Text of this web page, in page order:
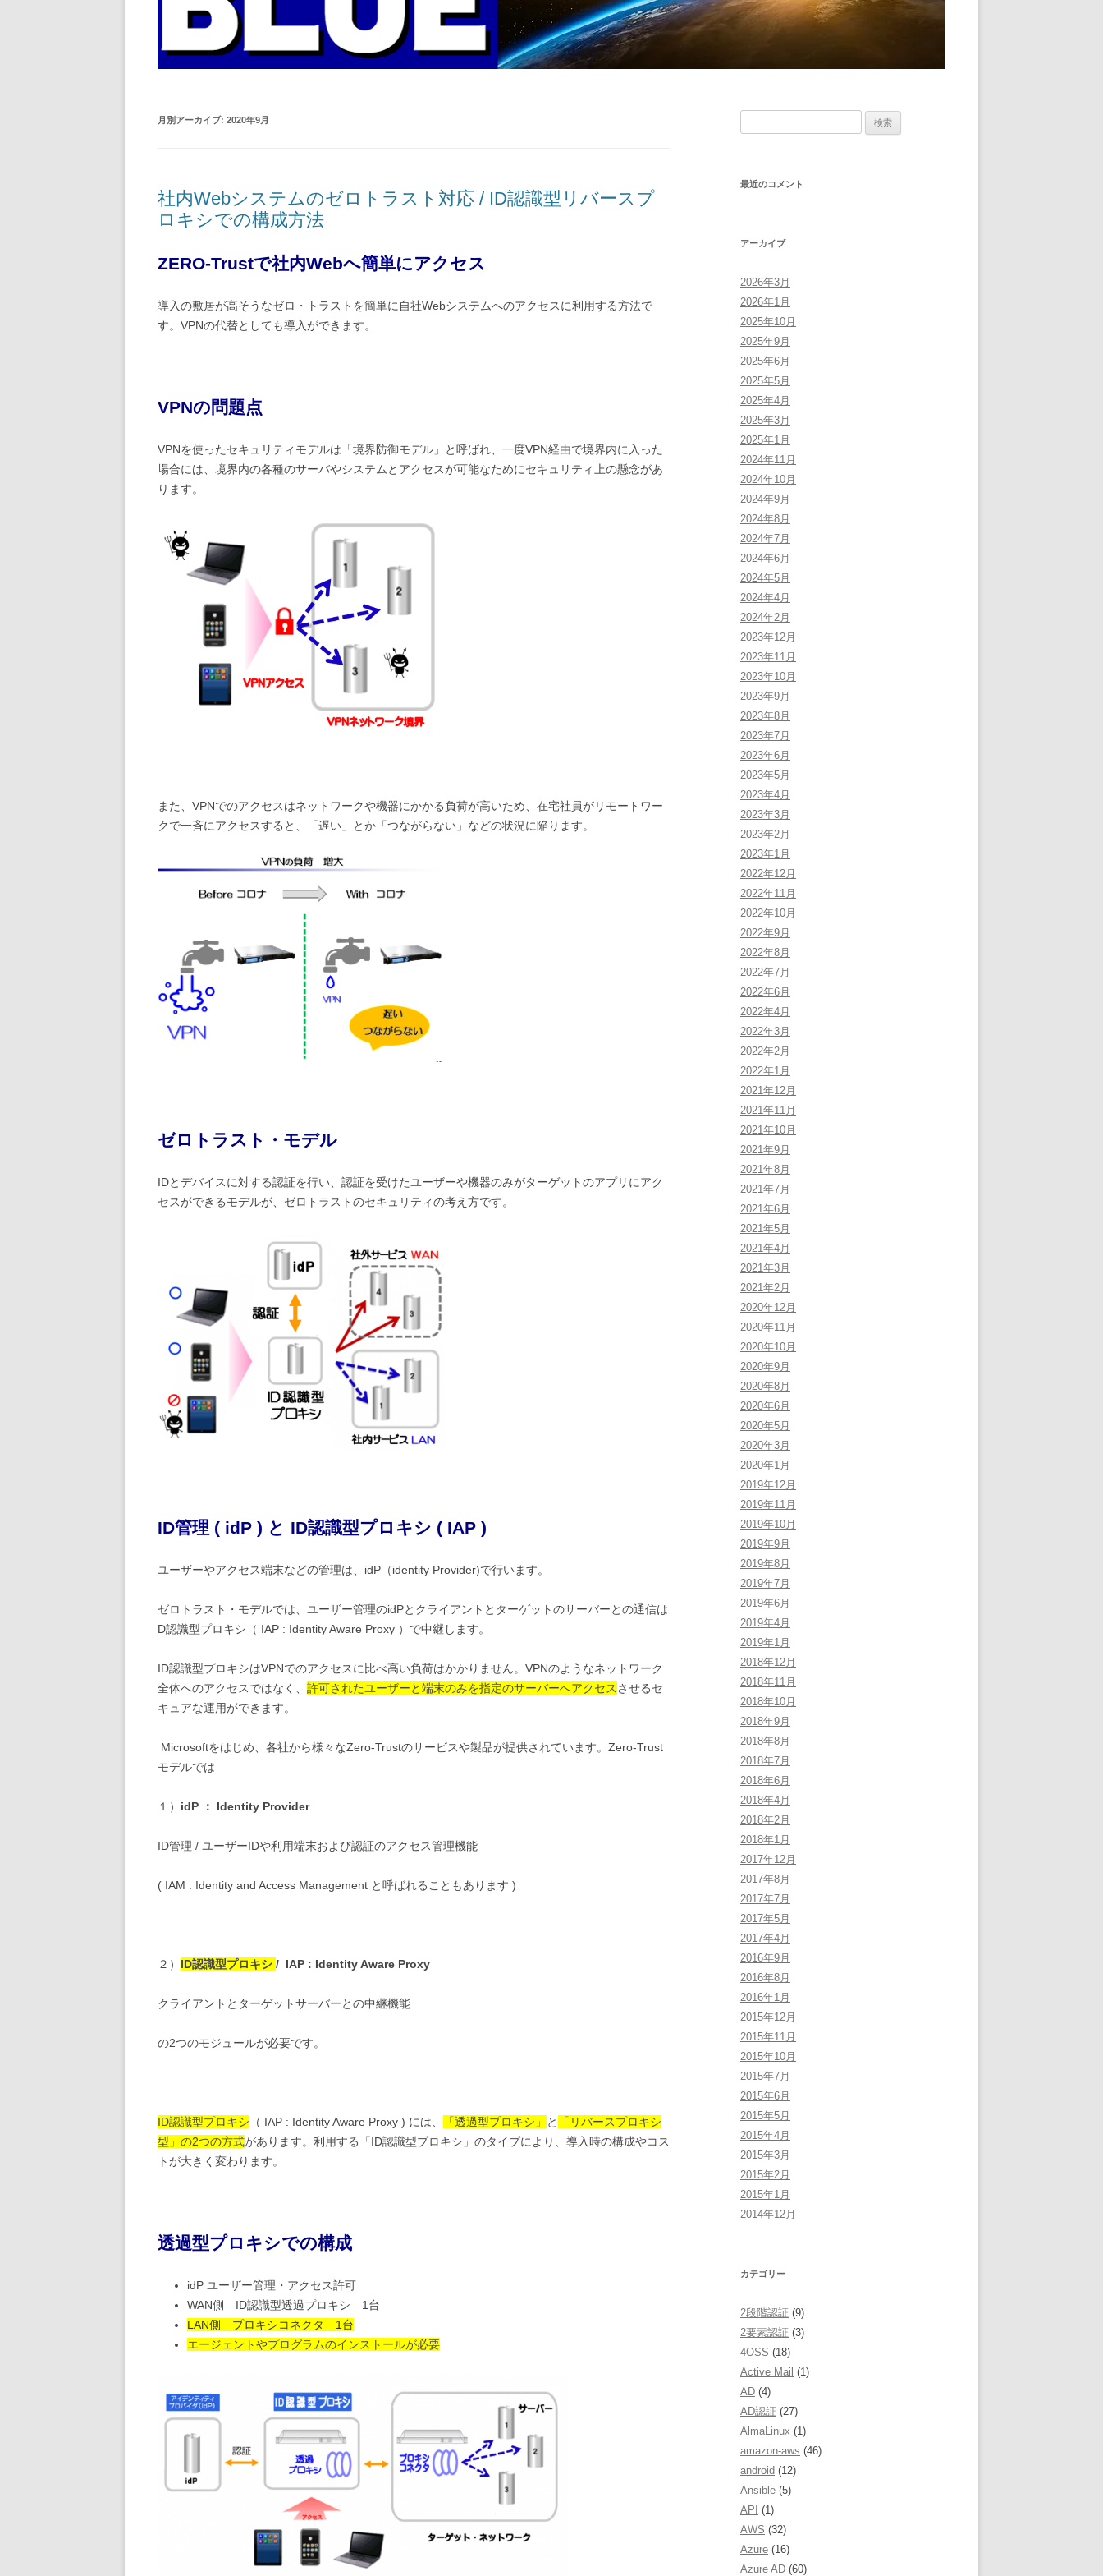
月別アーカイブ: 2020年9月
社内Webシステムのゼロトラスト対応 / ID認識型リバースプ
ロキシでの構成方法
ZERO-Trustで社内Webへ簡単にアクセス
導入の敷居が高そうなゼロ・トラストを簡単に自社Webシステムへのアクセスに利用する方法で
す。VPNの代替としても導入ができます。
VPNの問題点
VPNを使ったセキュリティモデルは「境界防御モデル」と呼ばれ、一度VPN経由で境界内に入った
場合には、境界内の各種のサーバやシステムとアクセスが可能なためにセキュリティ上の懸念があ
ります。
また、VPNでのアクセスはネットワークや機器にかかる負荷が高いため、在宅社員がリモートワー
クで一斉にアクセスすると、「遅い」とか「つながらない」などの状況に陥ります。
ゼロトラスト・モデル
IDとデバイスに対する認証を行い、認証を受けたユーザーや機器のみがターゲットのアプリにアク
セスができるモデルが、ゼロトラストのセキュリティの考え方です。
ID管理 ( idP ) と ID認識型プロキシ ( IAP )
ユーザーやアクセス端末などの管理は、idP（identity Provider)で行います。
ゼロトラスト・モデルでは、ユーザー管理のidPとクライアントとターゲットのサーバーとの通信は
D認識型プロキシ（ IAP : Identity Aware Proxy ）で中継します。
ID認識型プロキシはVPNでのアクセスに比べ高い負荷はかかりません。VPNのようなネットワーク
全体へのアクセスではなく、 許可されたユーザーと端末のみを指定のサーバーへアクセス させるセ
キュアな運用ができます。
Microsoftをはじめ、各社から様々なZero-Trustのサービスや製品が提供されています。Zero-Trust
モデルでは
１） idP ： Identity Provider
ID管理 / ユーザーIDや利用端末および認証のアクセス管理機能
( IAM : Identity and Access Management と呼ばれることもあります )
２） ID認識型プロキシ / IAP : Identity Aware Proxy
クライアントとターゲットサーバーとの中継機能
の2つのモジュールが必要です。
ID認識型プロキシ （ IAP : Identity Aware Proxy ) には、 「透過型プロキシ」 と
「リバースプロキシ
型」の2つの方式があります。利用する「ID認識型プロキシ」のタイプにより、導入時の構成やコス
トが大きく変わります。
透過型プロキシでの構成
idP ユーザー管理・アクセス許可
WAN側 ID認識型透過プロキシ 1台
LAN側 プロキシコネクタ 1台
エージェントやプログラムのインストールが必要
最近のコメント
アーカイブ
2026年3月
2026年1月
2025年10月
2025年9月
2025年6月
2025年5月
2025年4月
2025年3月
2025年1月
2024年11月
2024年10月
2024年9月
2024年8月
2024年7月
2024年6月
2024年5月
2024年4月
2024年2月
2023年12月
2023年11月
2023年10月
2023年9月
2023年8月
2023年7月
2023年6月
2023年5月
2023年4月
2023年3月
2023年2月
2023年1月
2022年12月
2022年11月
2022年10月
2022年9月
2022年8月
2022年7月
2022年6月
2022年4月
2022年3月
2022年2月
2022年1月
2021年12月
2021年11月
2021年10月
2021年9月
2021年8月
2021年7月
2021年6月
2021年5月
2021年4月
2021年3月
2021年2月
2020年12月
2020年11月
2020年10月
2020年9月
2020年8月
2020年6月
2020年5月
2020年3月
2020年1月
2019年12月
2019年11月
2019年10月
2019年9月
2019年8月
2019年7月
2019年6月
2019年4月
2019年1月
2018年12月
2018年11月
2018年10月
2018年9月
2018年8月
2018年7月
2018年6月
2018年4月
2018年2月
2018年1月
2017年12月
2017年8月
2017年7月
2017年5月
2017年4月
2016年9月
2016年8月
2016年1月
2015年12月
2015年11月
2015年10月
2015年7月
2015年6月
2015年5月
2015年4月
2015年3月
2015年2月
2015年1月
2014年12月
カテゴリー
2段階認証 (9)
2要素認証 (3)
4OSS (18)
Active Mail (1)
AD (4)
AD認証 (27)
AlmaLinux (1)
amazon-aws (46)
android (12)
Ansible (5)
API (1)
AWS (32)
Azure (16)
Azure AD (60)